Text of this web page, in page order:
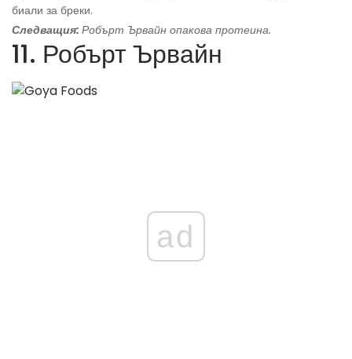
биали за бреки.
Следващия: Робърт Ървайн опакова протеина.
11. Робърт Ървайн
ad